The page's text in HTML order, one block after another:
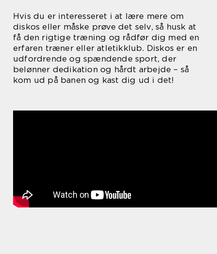
Hvis du er interesseret i at lære mere om
diskos eller måske prøve det selv, så husk at
få den rigtige træning og rådfør dig med en
erfaren træner eller atletikklub. Diskos er en
udfordrende og spændende sport, der
belønner dedikation og hårdt arbejde – så
kom ud på banen og kast dig ud i det!